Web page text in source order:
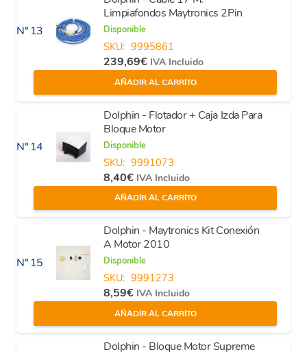
Nº 13
Limpiafondos Maytronics 2Pin
Disponible
SKU: 9995861
239,69€ IVA Incluido
AÑADIR AL CARRITO
Nº 14
Dolphin - Flotador + Caja Izda Para
Bloque Motor
Disponible
SKU: 9991073
8,40€ IVA Incluido
AÑADIR AL CARRITO
Nº 15
Dolphin - Maytronics Kit Conexión
A Motor 2010
Disponible
SKU: 9991273
8,59€ IVA Incluido
AÑADIR AL CARRITO
Dolphin - Bloque Motor Supreme